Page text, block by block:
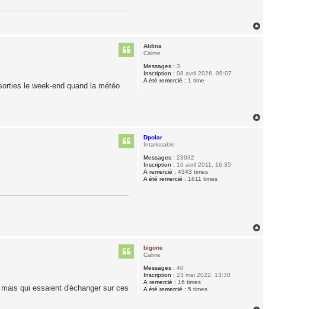
Aldina
Calme
Messages : 3
Inscription : 08 avril 2026, 09:07
A été remercié : 1 time
le week-end quand la météo
Dpolar
Intarissable
Messages : 23932
Inscription : 16 avril 2011, 16:35
A remercié : 4343 times
A été remercié : 1611 times
bigone
Calme
Messages : 40
Inscription : 23 mai 2022, 13:30
A remercié : 16 times
A été remercié : 5 times
qui essaient d'échanger sur ces